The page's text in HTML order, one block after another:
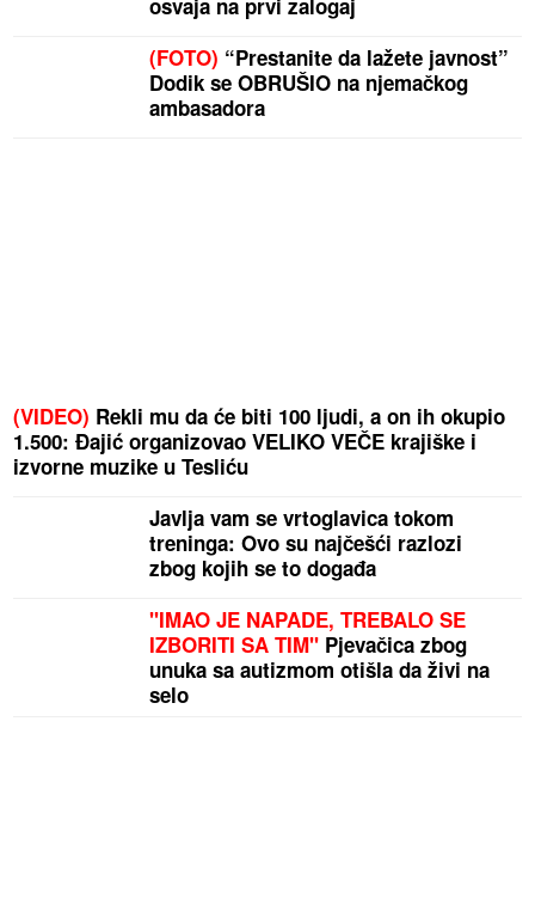
osvaja na prvi zalogaj
(FOTO) “Prestanite da lažete javnost”
Dodik se OBRUŠIO na njemačkog
ambasadora
(VIDEO) Rekli mu da će biti 100 ljudi, a on ih okupio
1.500: Đajić organizovao VELIKO VEČE krajiške i
izvorne muzike u Tesliću
Javlja vam se vrtoglavica tokom
treninga: Ovo su najčešći razlozi
zbog kojih se to događa
"IMAO JE NAPADE, TREBALO SE
IZBORITI SA TIM" Pjevačica zbog
unuka sa autizmom otišla da živi na
selo